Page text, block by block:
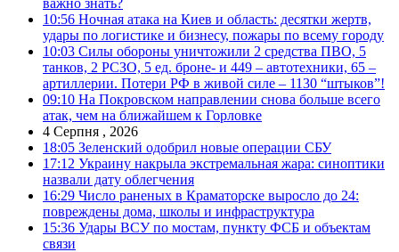
10:56 Ночная атака на Киев и область: десятки жертв,
удары по логистике и бизнесу, пожары по всему городу
10:03 Силы обороны уничтожили 2 средства ПВО, 5
танков, 2 РСЗО, 5 ед. броне- и 449 – автотехники, 65 –
артиллерии. Потери РФ в живой силе – 1130 “штыков”!
09:10 На Покровском направлении снова больше всего
атак, чем на ближайшем к Горловке
4 Серпня , 2026
18:05 Зеленский одобрил новые операции СБУ
17:12 Украину накрыла экстремальная жара: синоптики
назвали дату облегчения
16:29 Число раненых в Краматорске выросло до 24:
повреждены дома, школы и инфраструктура
15:36 Удары ВСУ по мостам, пункту ФСБ и объектам
связи